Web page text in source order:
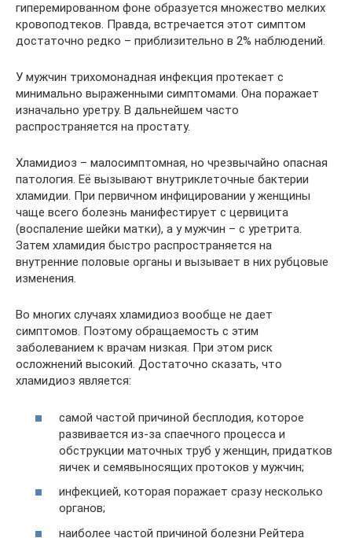
гиперемированном фоне образуется множество мелких
кровоподтеков. Правда, встречается этот симптом
достаточно редко – приблизительно в 2% наблюдений.
У мужчин трихомонадная инфекция протекает с
минимально выраженными симптомами. Она поражает
изначально уретру. В дальнейшем часто
распространяется на простату.
Хламидиоз – малосимптомная, но чрезвычайно опасная
патология. Её вызывают внутриклеточные бактерии
хламидии. При первичном инфицировании у женщины
чаще всего болезнь манифестирует с цервицита
(воспаление шейки матки), а у мужчин – с уретрита.
Затем хламидия быстро распространяется на
внутренние половые органы и вызывает в них рубцовые
изменения.
Во многих случаях хламидиоз вообще не дает
симптомов. Поэтому обращаемость с этим
заболеванием к врачам низкая. При этом риск
осложнений высокий. Достаточно сказать, что
хламидиоз является:
самой частой причиной бесплодия, которое
развивается из-за спаечного процесса и
обструкции маточных труб у женщин, придатков
яичек и семявыносящих протоков у мужчин;
инфекцией, которая поражает сразу несколько
органов;
наиболее частой причиной болезни Рейтера